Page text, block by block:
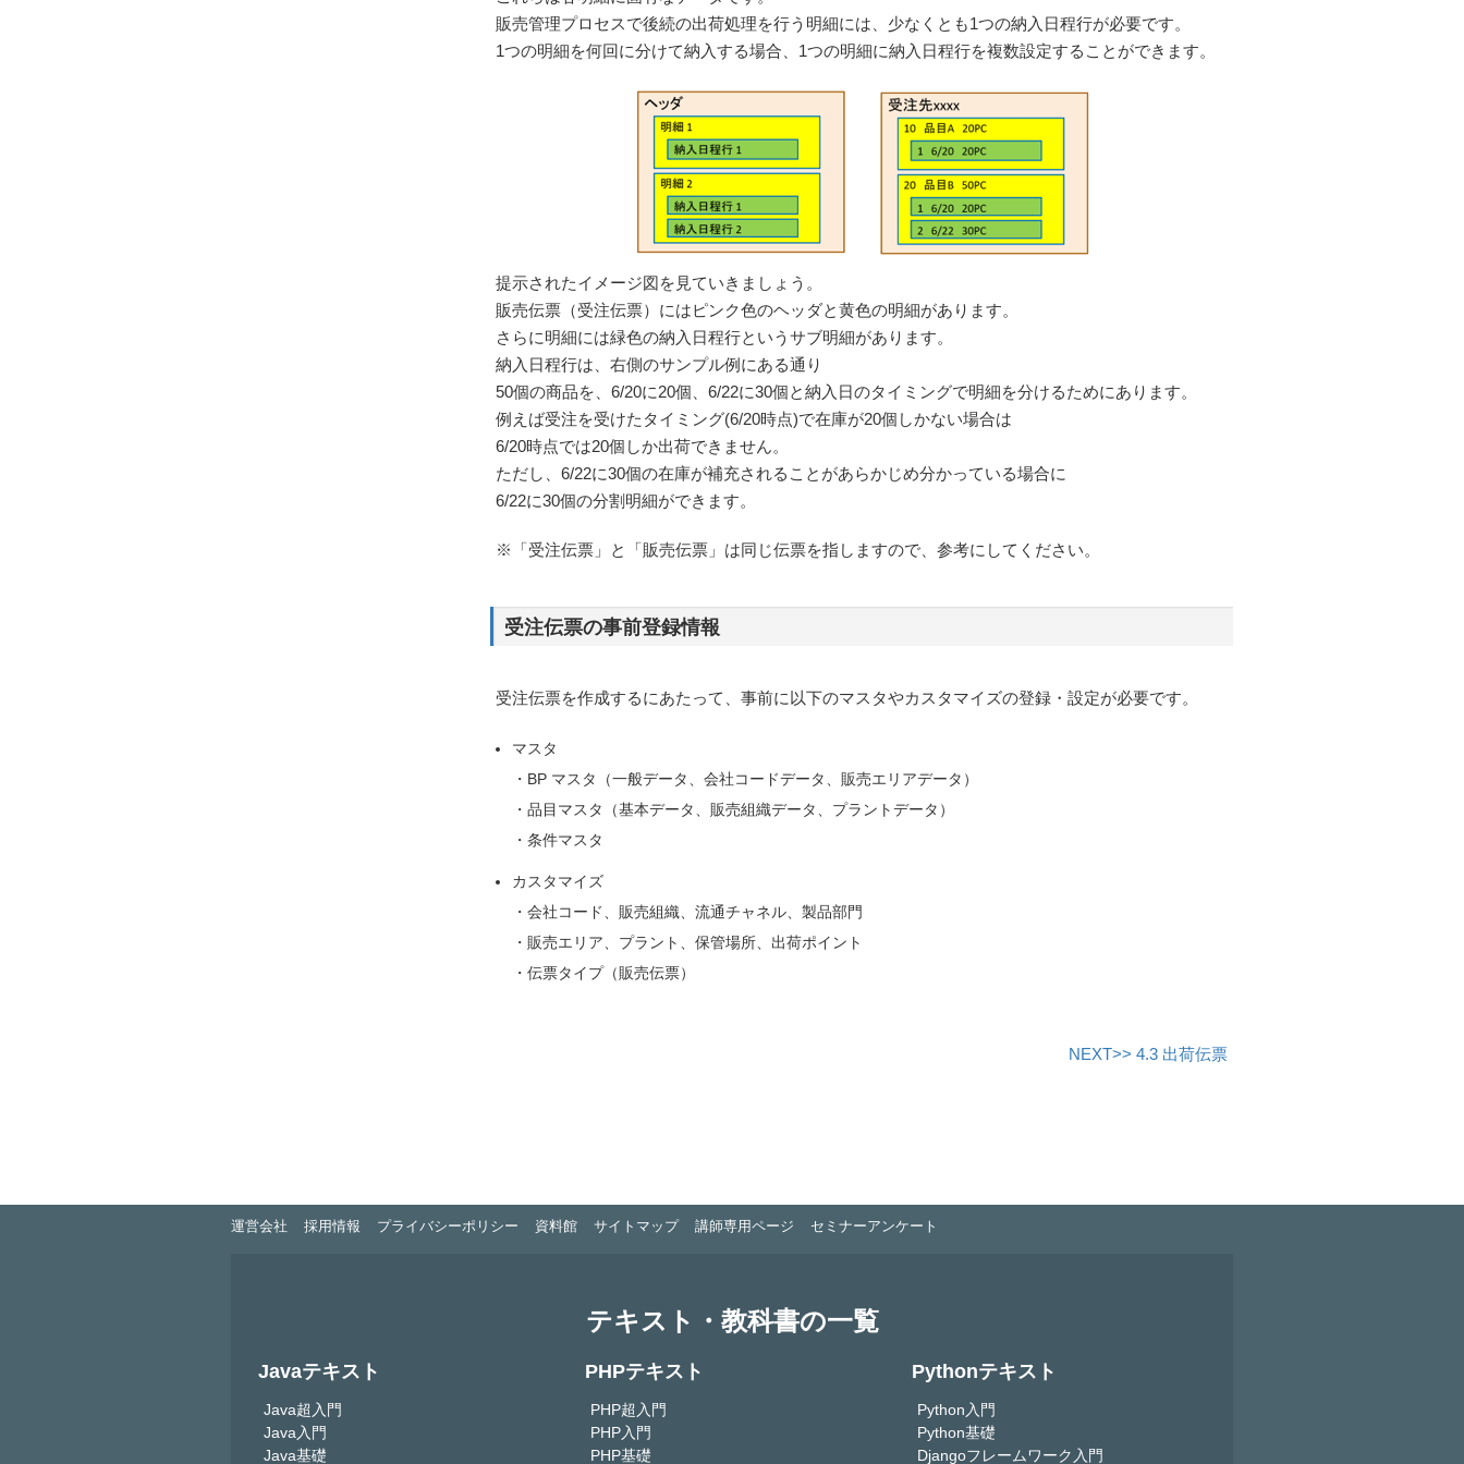
販売管理プロセスで後続の出荷処理を行う明細には、少なくとも1つの納入日程行が必要です。
1つの明細を何回に分けて納入する場合、1つの明細に納入日程行を複数設定することができます。
提示されたイメージ図を見ていきましょう。
販売伝票（受注伝票）にはピンク色のヘッダと黄色の明細があります。
さらに明細には緑色の納入日程行というサブ明細があります。
納入日程行は、右側のサンプル例にある通り
50個の商品を、6/20に20個、6/22に30個と納入日のタイミングで明細を分けるためにあります。
例えば受注を受けたタイミング(6/20時点)で在庫が20個しかない場合は
6/20時点では20個しか出荷できません。
ただし、6/22に30個の在庫が補充されることがあらかじめ分かっている場合に
6/22に30個の分割明細ができます。
※「受注伝票」と「販売伝票」は同じ伝票を指しますので、参考にしてください。
受注伝票の事前登録情報
受注伝票を作成するにあたって、事前に以下のマスタやカスタマイズの登録・設定が必要です。
マスタ
・BP マスタ（一般データ、会社コードデータ、販売エリアデータ）
・品目マスタ（基本データ、販売組織データ、プラントデータ）
・条件マスタ
カスタマイズ
・会社コード、販売組織、流通チャネル、製品部門
・販売エリア、プラント、保管場所、出荷ポイント
・伝票タイプ（販売伝票）
NEXT>> 4.3 出荷伝票
運営会社 採用情報 プライバシーポリシー 資料館 サイトマップ 講師専用ページ セミナーアンケート
テキスト・教科書の一覧
Javaテキスト
Java超入門
Java入門
Java基礎
PHPテキスト
PHP超入門
PHP入門
PHP基礎
Pythonテキスト
Python入門
Python基礎
Djangoフレームワーク入門